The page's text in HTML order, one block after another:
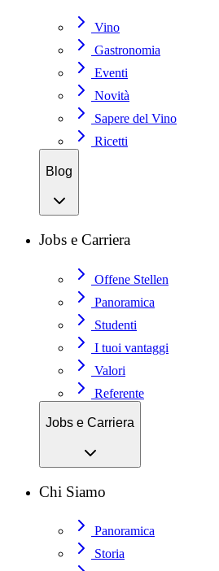
Vino
Gastronomia
Eventi
Novità
Sapere del Vino
Ricetti
Blog
Jobs e Carriera
Offene Stellen
Panoramica
Studenti
I tuoi vantaggi
Valori
Referente
Jobs e Carriera
Chi Siamo
Panoramica
Storia